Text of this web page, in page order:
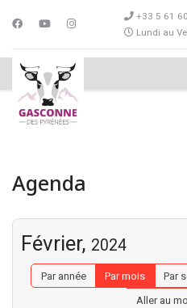
+33 5 61
Lundi au
Agenda
Février, 2024
Par année Par mois Par
Aller au